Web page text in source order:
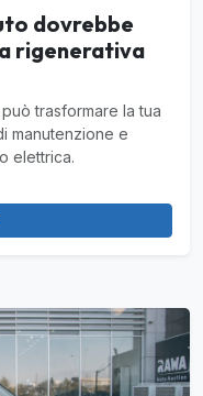
dovrebbe
rigenerativa
trasformare la tua
manutenzione e
elettrica.